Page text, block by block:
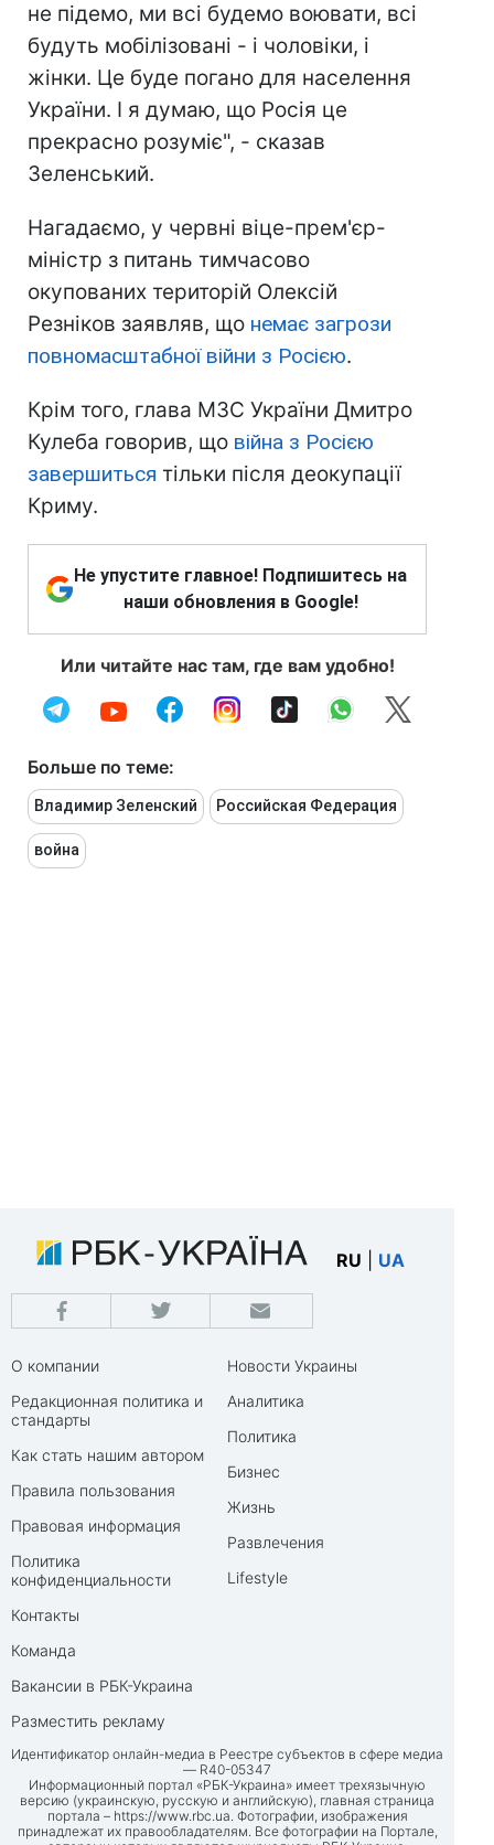
не підемо, ми всі будемо воювати, всі
будуть мобілізовані - і чоловіки, і
жінки. Це буде погано для населення
України. І я думаю, що Росія це
прекрасно розуміє", - сказав
Зеленський.
Нагадаємо, у червні віце-прем'єр-
міністр з питань тимчасово
окупованих територій Олексій
Резніков заявляв, що немає загрози
повномасштабної війни з Росією.
Крім того, глава МЗС України Дмитро
Кулеба говорив, що війна з Росією
завершиться тільки після деокупації
Криму.
Не упустите главное! Подпишитесь на
наши обновления в Google!
Или читайте нас там, где вам удобно!
Больше по теме:
Владимир Зеленский Российская Федерация
война
RU UA
О компании
Редакционная политика и
стандарты
Как стать нашим автором
Правила пользования
Правовая информация
Политика
конфиденциальности
Контакты
Команда
Вакансии в РБК-Украина
Разместить рекламу
Новости Украины
Аналитика
Политика
Бизнес
Жизнь
Развлечения
Lifestyle
Идентификатор онлайн-медиа в Реестре субъектов в сфере медиа
— R40-05347
Информационный портал «РБК-Украина» имеет трехязычную
версию (украинскую, русскую и английскую), главная страница
портала – https://www.rbc.ua. Фотографии, изображения
принадлежат их правообладателям. Все фотографии на Портале,